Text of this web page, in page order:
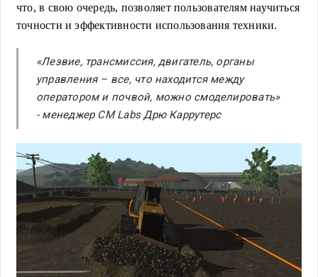
что, в свою очередь, позволяет пользователям научиться
точности и эффективности использования техники.
«Лезвие, трансмиссия, двигатель, органы
управления – все, что находится между
оператором и почвой, можно смоделировать»
- менеджер CM Labs Дрю Каррутерс